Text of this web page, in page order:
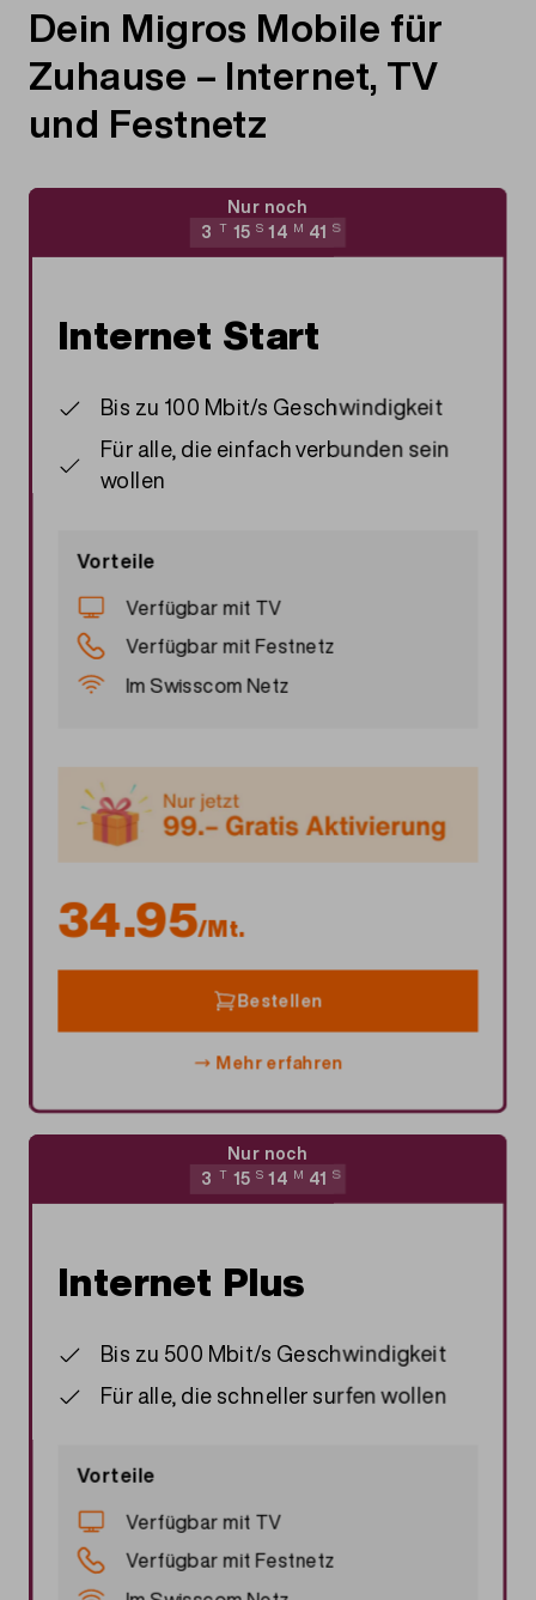
Dein Migros Mobile für
Zuhause – Internet, TV
und Festnetz
Nur noch
3 T 15 S 14 M 40 S
Internet Start
Bis zu 100 Mbit/s Geschwindigkeit
Für alle, die einfach verbunden sein
wollen
Vorteile
Verfügbar mit TV
Verfügbar mit Festnetz
Im Swisscom Netz
34.95/Mt.
Bestellen
Mehr erfahren
Nur noch
3 T 15 S 14 M 40 S
Internet Plus
Bis zu 500 Mbit/s Geschwindigkeit
Für alle, die schneller surfen wollen
Vorteile
Verfügbar mit TV
Verfügbar mit Festnetz